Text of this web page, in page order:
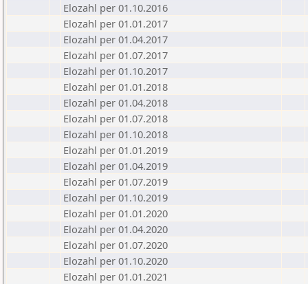
Elozahl per 01.10.2016
Elozahl per 01.01.2017
Elozahl per 01.04.2017
Elozahl per 01.07.2017
Elozahl per 01.10.2017
Elozahl per 01.01.2018
Elozahl per 01.04.2018
Elozahl per 01.07.2018
Elozahl per 01.10.2018
Elozahl per 01.01.2019
Elozahl per 01.04.2019
Elozahl per 01.07.2019
Elozahl per 01.10.2019
Elozahl per 01.01.2020
Elozahl per 01.04.2020
Elozahl per 01.07.2020
Elozahl per 01.10.2020
Elozahl per 01.01.2021